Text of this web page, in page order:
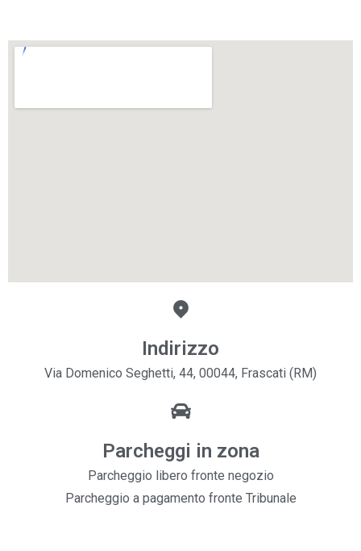
Indirizzo
Via Domenico Seghetti, 44, 00044, Frascati (RM)
Parcheggi in zona
Parcheggio libero fronte negozio
Parcheggio a pagamento fronte Tribunale